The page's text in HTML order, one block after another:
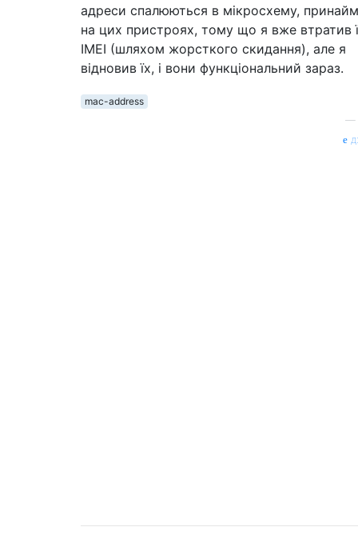
адреси спалюються в мікросхему,
на цих пристроях, тому що я вже втратив
IMEI (шляхом жорсткого скидання), але я
відновив їх, і вони функціональний зараз.
mac-address
—